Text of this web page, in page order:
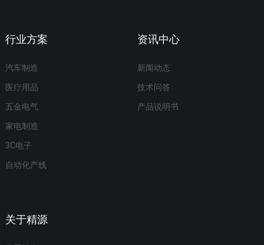
行业方案
汽车制造
医疗用品
五金电气
家电制造
3C电子
自动化产线
资讯中心
新闻动态
技术问答
产品说明书
关于精源